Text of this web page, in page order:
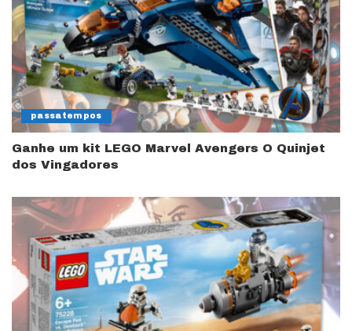
passatempos
Ganhe um kit LEGO Marvel Avengers O Quinjet
dos Vingadores